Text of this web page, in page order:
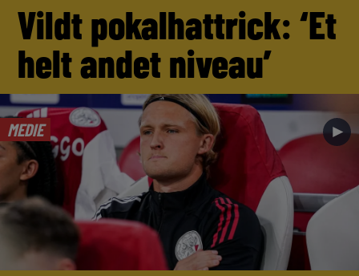
Vildt pokalhattrick: ‘Et
helt andet niveau’
MEDIE ►